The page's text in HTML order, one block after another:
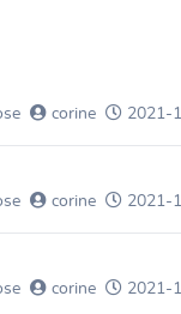
corine 2021-
corine 2021-
corine 2021-